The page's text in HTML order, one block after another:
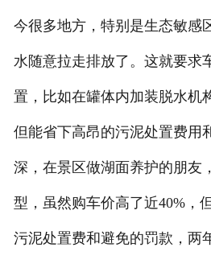
今很多地方，特别是生态敏感
水随意拉走排放了。这就要求
置，比如在罐体内加装脱水机
但能省下高昂的污泥处置费用
深，在景区做湖面养护的朋友
型，虽然购车价高了近40%，
污泥处置费和避免的罚款，两